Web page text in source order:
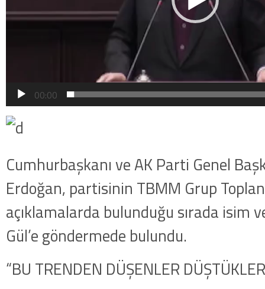
00:00
Cumhurbaşkanı ve AK Parti Genel
Erdoğan, partisinin TBMM Grup
açıklamalarda bulunduğu sırada isim
Gül’e göndermede bulundu.
“BU TRENDEN DÜŞENLER